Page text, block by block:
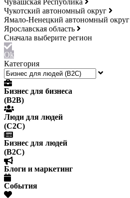
Чувашская Республика
Чукотский автономный округ
Ямало-Ненецкий автономный округ
Ярославская область
Ok
Категория
Бизнес для бизнеса
(B2B)
Люди для людей
(С2С)
Бизнес для людей
(B2C)
Блоги и маркетинг
События